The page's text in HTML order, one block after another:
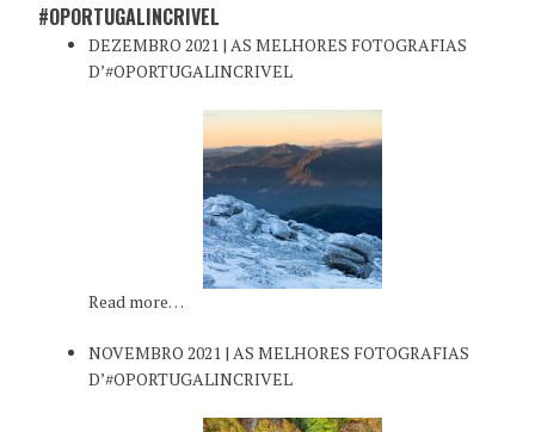
#OPORTUGALINCRIVEL
DEZEMBRO 2021 | AS MELHORES FOTOGRAFIAS
D’#OPORTUGALINCRIVEL
Read more…
NOVEMBRO 2021 | AS MELHORES FOTOGRAFIAS
D’#OPORTUGALINCRIVEL